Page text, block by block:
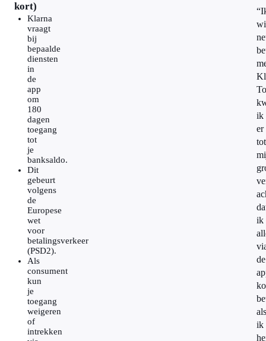
kort)
Klarna
vraagt
bij
bepaalde
diensten
in
de
app
om
180
dagen
toegang
tot
je
banksaldo.
Dit
gebeurt
volgens
de
Europese
wet
voor
betalingsverkeer
(PSD2).
Als
consument
kun
je
toegang
weigeren
of
intrekken
ik
er
tot
ik
de
als
ik